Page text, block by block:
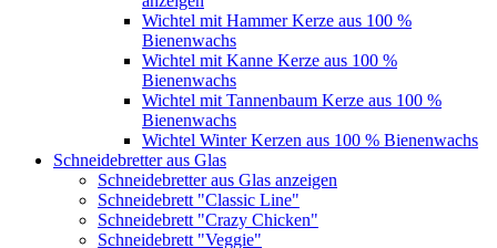
Wichtel mit Hammer Kerze aus 100 %
Bienenwachs
Wichtel mit Kanne Kerze aus 100 %
Bienenwachs
Wichtel mit Tannenbaum Kerze aus 100 %
Bienenwachs
Wichtel Winter Kerzen aus 100 % Bienenwachs
Schneidebretter aus Glas
Schneidebretter aus Glas anzeigen
Schneidebrett "Classic Line"
Schneidebrett "Crazy Chicken"
Schneidebrett "Veggie"